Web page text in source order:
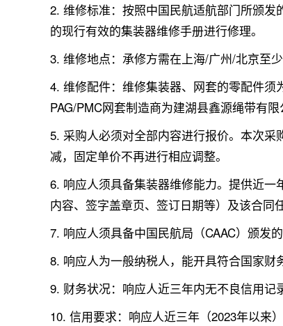
2. 维修标准：按照中国民航适航部门所颁
的现行有效的集装器维修手册进行修理。
3. 维修地点：承修方需在上海/广州/北京至
4. 维修配件：维修集装器、网套的零配件须
PAG/PMC网套制造商为建湖县鑫源绳带有限
5. 采购人必须对全部内容进行报价。本次
减，固定单价不再进行相应调整。
6. 响应人须具备集装器维修能力。提供近
内容、签字盖章页、签订日期等）及该合同
7. 响应人须具备中国民航局（CAAC）颁发
8. 响应人为一般纳税人，能开具符合国家财
9. 财务状况：响应人近三年内无不良信用记
10. 信用要求：响应人近三年（2023年以来